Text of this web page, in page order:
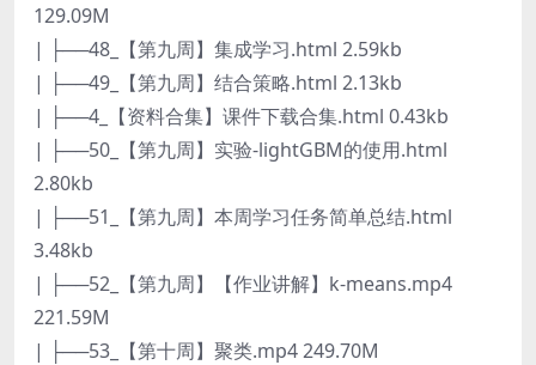
129.09M
| ├──48_【第九周】集成学习.html 2.59kb
| ├──49_【第九周】结合策略.html 2.13kb
| ├──4_【资料合集】课件下载合集.html 0.43kb
| ├──50_【第九周】实验-lightGBM的使用.html
2.80kb
| ├──51_【第九周】本周学习任务简单总结.html
3.48kb
| ├──52_【第九周】【作业讲解】k-means.mp4
221.59M
| ├──53_【第十周】聚类.mp4 249.70M